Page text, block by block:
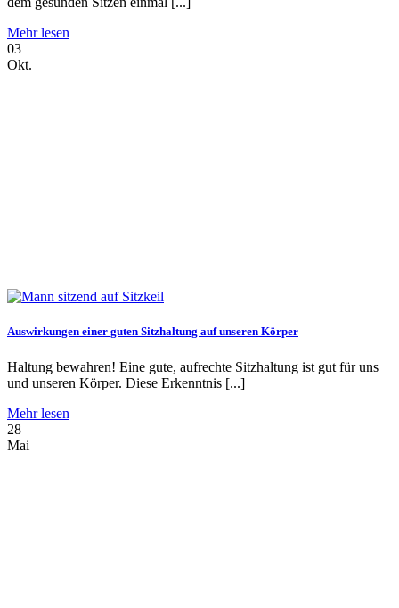
Mehr lesen
03
Okt.
Auswirkungen einer guten Sitzhaltung auf unseren Körper
Haltung bewahren! Eine gute, aufrechte Sitzhaltung ist gut für uns
und unseren Körper. Diese Erkenntnis [...]
Mehr lesen
28
Mai